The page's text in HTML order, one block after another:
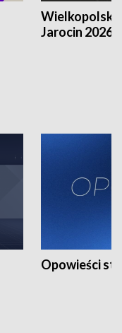
Jarocin 2026
Opowieści